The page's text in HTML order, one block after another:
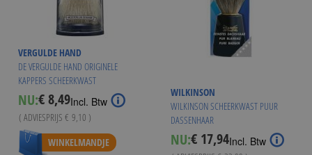
VERGULDE HAND
DE VERGULDE HAND ORIGINELE
KAPPERS SCHEERKWAST
NU:Special
Price
€ 8,49Incl. Btw
( ADVIESPRIJS € 9,10 )
WINKELMANDJE
WILKINSON
WILKINSON SCHEERKWAST PUUR
DASSENHAAR
NU:Special
€ 17,94Incl. Btw